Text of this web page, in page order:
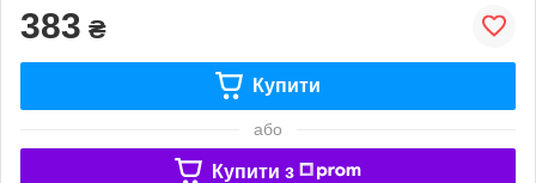
383 ₴
Купити
або
Купити з